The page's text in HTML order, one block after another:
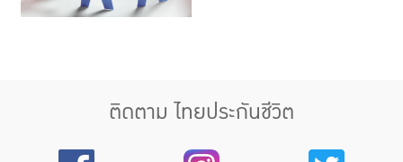
ติดตาม ไทยประกันชีวิต